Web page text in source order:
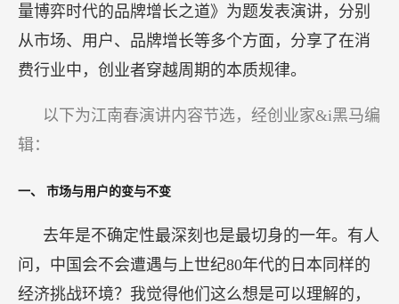
来源：i黑马
2023年10月19日，在黑马营25期“产业加速计划”
中，分众传媒董事长、黑马加速导师江南春以《存
量博弈时代的品牌增长之道》为题发表演讲，分别
从市场、用户、品牌增长等多个方面，分享了在消